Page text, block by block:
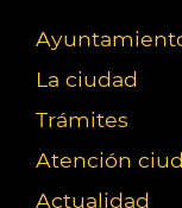
La ciudad
Trámites
Atención
Actualidad